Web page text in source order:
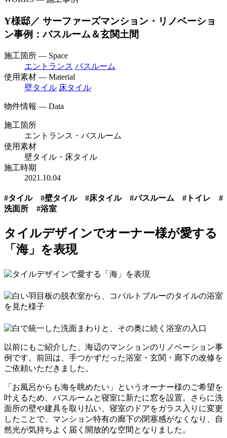
Y様邸／ サーファーズマンション・リノベーショ
ン事例：バスルーム＆玄関土間
施工箇所 — Space
エントランス バスルーム
使用素材 — Material
壁タイル 床タイル
物件情報 — Data
施工箇所
エントランス・バスルーム
使用素材
壁タイル・床タイル
施工時期
2021.10.04
#タイル #壁タイル #床タイル #バスルーム #トイレ #
洗面所 #浴室
タイルデザインでオーナー様が愛する
「海」を表現
以前にもご紹介した、海辺のマンションのリノベーション事
例です。前回は、手つかずだった浴室・玄関・廊下の改修を
ご依頼いただきました。
「お風呂からも海を眺めたい」というオーナー様のご希望を
叶えるため、バスルームと寝室に新たに窓を設置。さらに洗
面所の壁や建具を取り払い、寝室のドアをガラス入りに変更
したことで、マンション特有の廊下の閉塞感がなくなり、自
然光が気持ちよく届く開放的な空間となりました。